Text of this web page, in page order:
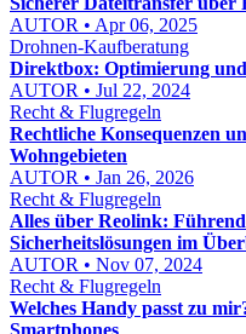
AUTOR • Apr 06, 2025
Drohnen-Kaufberatung
Direktbox: Optimierung
AUTOR • Jul 22, 2024
Recht & Flugregeln
Rechtliche Konsequenzen
Wohngebieten
AUTOR • Jan 26, 2026
Recht & Flugregeln
Alles über Reolink:
Sicherheitslösungen im
AUTOR • Nov 07, 2024
Recht & Flugregeln
Welches Handy passt zu
Smartphones